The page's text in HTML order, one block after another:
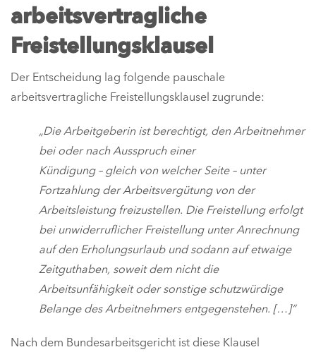
arbeitsvertragliche
Freistellungsklausel
Der Entscheidung lag folgende pauschale
arbeitsvertragliche Freistellungsklausel zugrunde:
„Die Arbeitgeberin ist berechtigt, den Arbeitnehmer
bei oder nach Ausspruch einer
Kündigung – gleich von welcher Seite – unter
Fortzahlung der Arbeitsvergütung von der
Arbeitsleistung freizustellen. Die Freistellung erfolgt
bei unwiderruflicher Freistellung unter Anrechnung
auf den Erholungsurlaub und sodann auf etwaige
Zeitguthaben, soweit dem nicht die
Arbeitsunfähigkeit oder sonstige schutzwürdige
Belange des Arbeitnehmers entgegenstehen. […]“
Nach dem Bundesarbeitsgericht ist diese Klausel